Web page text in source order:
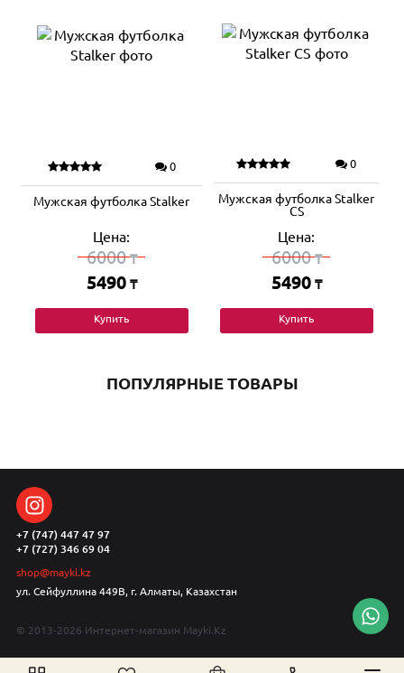
0
Мужская футболка Stalker
Цена:
6000₸
5490 ₸
Купить
0
Мужская футболка Stalker
CS
Цена:
6000₸
5490 ₸
Купить
ПОПУЛЯРНЫЕ ТОВАРЫ
+7 (747) 447 47 97
+7 (727) 346 69 04
shop@mayki.kz
ул. Сейфуллина 449В, г. Алматы, Казахстан
© 2013-2026 Интернет-магазин Mayki.Kz